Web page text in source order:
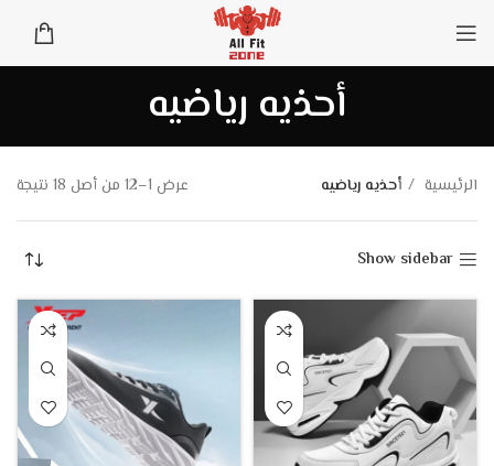
أحذيه رياضيه
الرئيسية أحذيه رياضيه عرض 1–12 من أصل 18 نتيجة
Show sidebar